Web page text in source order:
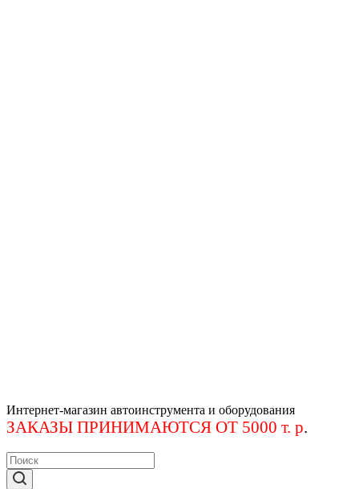
Интернет-магазин автоинструмента и оборудования
ЗАКАЗЫ ПРИНИМАЮТСЯ ОТ 5000 т. р.